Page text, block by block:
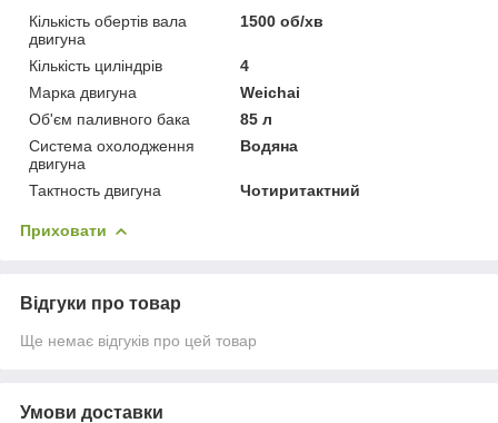
Кількість обертів вала
двигуна
1500 об/хв
Кількість циліндрів
4
Марка двигуна
Weichai
Об'єм паливного бака
85 л
Система охолодження
двигуна
Водяна
Тактность двигуна Чотиритактний
Приховати
Відгуки про товар
Ще немає відгуків про цей товар
Умови доставки